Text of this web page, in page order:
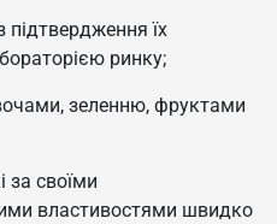
підтвердження їх
ринку;
зеленню, фруктами
за своїми
властивостями швидко